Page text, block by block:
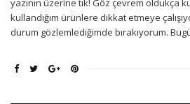
yazının üzerine tık! Göz çevrem oldukça
kullandığım ürünlere dikkat etmeye
durum gözlemlediğimde bırakıyorum.